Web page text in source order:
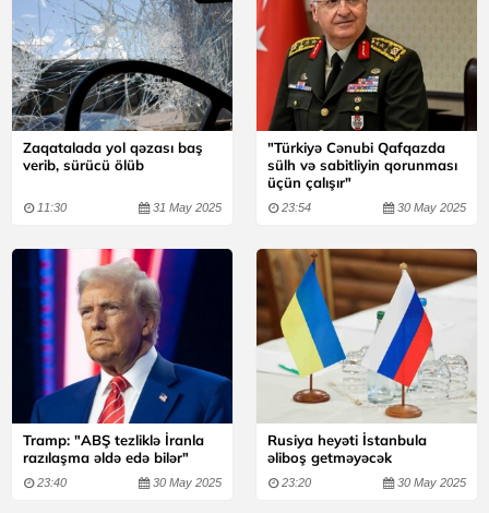
Zaqatalada yol qəzası baş
verib, sürücü ölüb
11:30 31 May 2025
"Türkiyə Cənubi Qafqazda
sülh və sabitliyin qorunması
üçün çalışır"
23:54 30 May 2025
Tramp: "ABŞ tezliklə İranla
razılaşma əldə edə bilər"
23:40 30 May 2025
Rusiya heyəti İstanbula
əliboş getməyəcək
23:20 30 May 2025